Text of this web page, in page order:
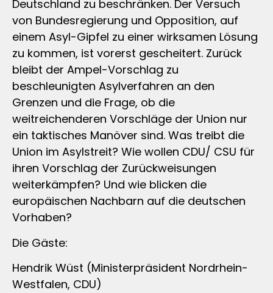
Deutschland zu beschränken. Der Versuch
von Bundesregierung und Opposition, auf
einem Asyl-Gipfel zu einer wirksamen Lösung
zu kommen, ist vorerst gescheitert. Zurück
bleibt der Ampel-Vorschlag zu
beschleunigten Asylverfahren an den
Grenzen und die Frage, ob die
weitreichenderen Vorschläge der Union nur
ein taktisches Manöver sind. Was treibt die
Union im Asylstreit? Wie wollen CDU/ CSU für
ihren Vorschlag der Zurückweisungen
weiterkämpfen? Und wie blicken die
europäischen Nachbarn auf die deutschen
Vorhaben?
Die Gäste:
Hendrik Wüst (Ministerpräsident Nordrhein-
Westfalen, CDU)